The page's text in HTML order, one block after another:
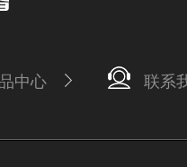
中心 联系